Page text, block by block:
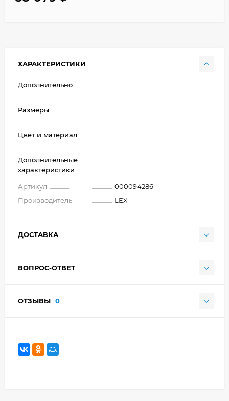
ХАРАКТЕРИСТИКИ
Дополнительно
Размеры
Цвет и материал
Дополнительные
характеристики
Артикул
000094286
Производитель
LEX
ДОСТАВКА
ВОПРОС-ОТВЕТ
ОТЗЫВЫ 0